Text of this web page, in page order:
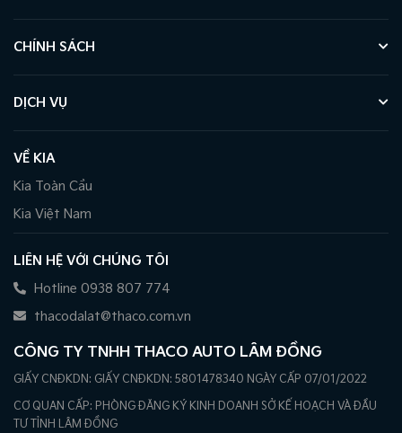
CHÍNH SÁCH
DỊCH VỤ
VỀ KIA
Kia Toàn Cầu
Kia Việt Nam
LIÊN HỆ VỚI CHÚNG TÔI
Hotline 0938 807 774
thacodalat@thaco.com.vn
CÔNG TY TNHH THACO AUTO LÂM ĐỒNG
GIẤY CNĐKDN: GIẤY CNĐKDN: 5801478340 NGÀY CẤP 07/01/2022
CƠ QUAN CẤP: PHÒNG ĐĂNG KÝ KINH DOANH SỞ KẾ HOẠCH VÀ ĐẦU
TƯ TỈNH LÂM ĐỒNG